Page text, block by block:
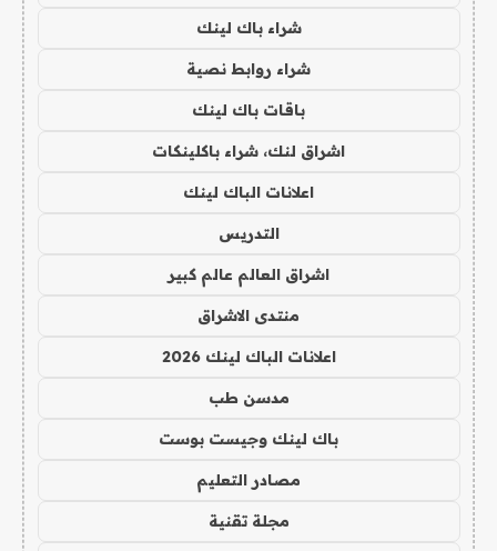
شراء باك لينك
شراء روابط نصية
باقات باك لينك
اشراق لنك، شراء باكلينكات
اعلانات الباك لينك
التدريس
اشراق العالم عالم كبير
منتدى الاشراق
اعلانات الباك لينك 2026
مدسن طب
باك لينك وجيست بوست
مصادر التعليم
مجلة تقنية